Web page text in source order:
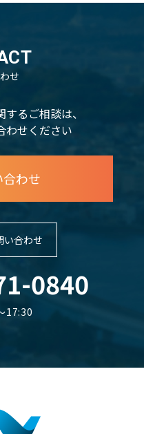
せ
るご相談は、
わせください
わせ
い合わせ
0840
17:30